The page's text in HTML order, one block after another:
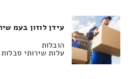
עידן לוזון בעמ
הובלות
עלות שירותי